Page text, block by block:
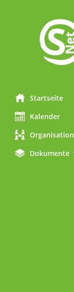
Startseite
Kalender
Organisation
Dokumente